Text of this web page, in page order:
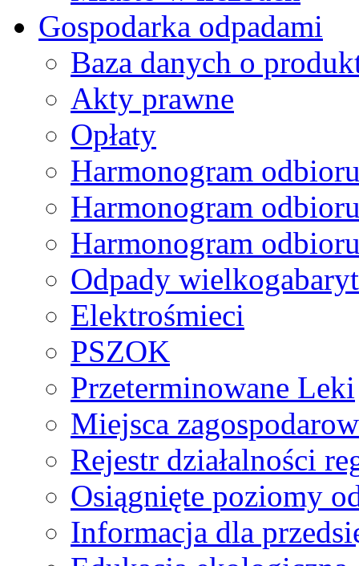
Gospodarka odpadami
Baza danych o
Akty prawne
Opłaty
Harmonogram
Harmonogram
Harmonogram
Odpady
Elektrośmieci
PSZOK
Przeterminowane Leki
Miejsca
Rejestr działalności
Osiągnięte poziomy
Informacja dla